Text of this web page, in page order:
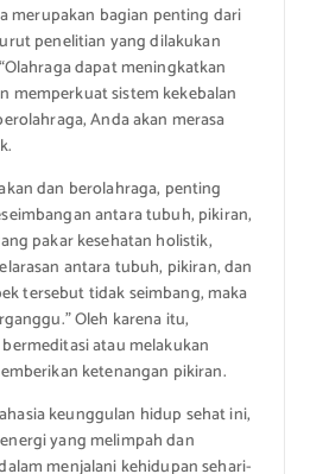
merupakan bagian penting dari
penelitian yang dilakukan
dapat meningkatkan
memperkuat sistem kekebalan
Anda akan merasa
dan berolahraga, penting
antara tubuh, pikiran,
pakar kesehatan holistik,
antara tubuh, pikiran, dan
tersebut tidak seimbang, maka
Oleh karena itu,
atau melakukan
ketenangan pikiran.
keunggulan hidup sehat ini,
yang melimpah dan
menjalani kehidupan sehari-